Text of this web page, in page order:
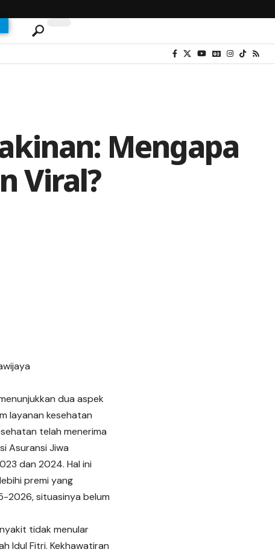
Mengapa
Viral?
dua aspek
layanan kesehatan
telah menerima
Asuransi Jiwa
dan 2024. Hal ini
premi yang
2026, situasinya belum
tidak menular
Idul Fitri. Kekhawatiran